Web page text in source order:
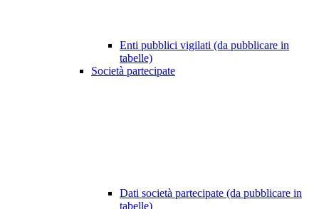
Enti pubblici vigilati (da pubblicare in
tabelle)
Società partecipate
Dati società partecipate (da pubblicare in
tabelle)